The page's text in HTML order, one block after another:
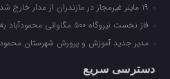
فاز نخست نیروگاه ۵۰۰ مگاواتی محمودآباد به‌زودی آغاز می‌شود
مدیر جدید آموزش و پرورش شهرستان
دسترسی سریع